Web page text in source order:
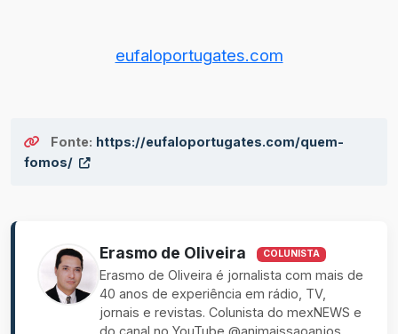
eufaloportugates.com
Fonte: https://eufaloportugates.com/quem-
fomos/
Erasmo de Oliveira COLUNISTA
Erasmo de Oliveira é jornalista com mais de
40 anos de experiência em rádio, TV,
jornais e revistas. Colunista do mexNEWS e